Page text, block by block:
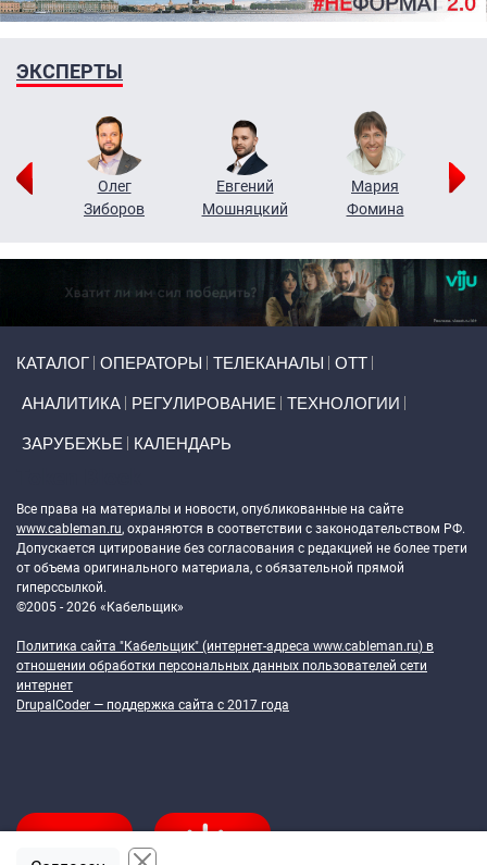
ЭКСПЕРТЫ
Олег
Зиборов
Евгений
Мошняцкий
Мария
Фомина
КАТАЛОГ ОПЕРАТОРЫ ТЕЛЕКАНАЛЫ ОТТ
АНАЛИТИКА РЕГУЛИРОВАНИЕ ТЕХНОЛОГИИ
ЗАРУБЕЖЬЕ КАЛЕНДАРЬ
Все права на материалы и новости, опубликованные на сайте
www.cableman.ru, охраняются в соответствии с законодательством РФ.
Допускается цитирование без согласования с редакцией не более трети
от объема оригинального материала, с обязательной прямой
гиперссылкой.
©2005 - 2026 «Кабельщик»
Политика сайта "Кабельщик" (интернет-адреса www.cableman.ru) в
отношении обработки персональных данных пользователей сети
интернет
DrupalCoder — поддержка сайта c 2017 года